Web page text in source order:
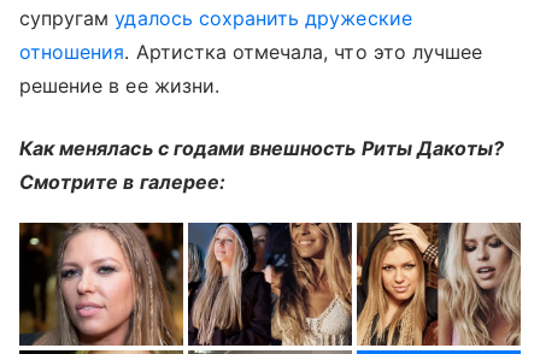
супругамудалось сохранить дружеские
отношения. Артистка отмечала, что это лучшее
решение в ее жизни.
Как менялась с годами внешность Риты Дакоты?
Смотрите в галерее: